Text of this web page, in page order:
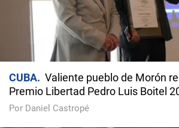
CUBA
Valiente pueblo de Morón
Premio Libertad Pedro Luis Boitel
Por Daniel Castropé